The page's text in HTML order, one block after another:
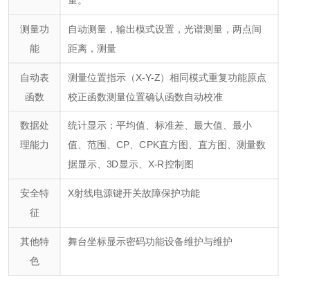
测量功
能
自动测量，输出模式设置 ，光谱测量，两点间
距离，测量
自动表
函数
测量位置指示（X-Y-Z）相同模式重复功能原点
校正函数测量位置确认函数自动校准
数据处
理能力
统计显示：平均值、标准差、最大值、最小
值、范围、CP、CPK直方图、直方图、测量数
据显示、3D显示、X-R控制图
安全特
征
X射线电源键开关故障保护功能
其他特
色
舞台坐标显示密码功能设备维护与维护